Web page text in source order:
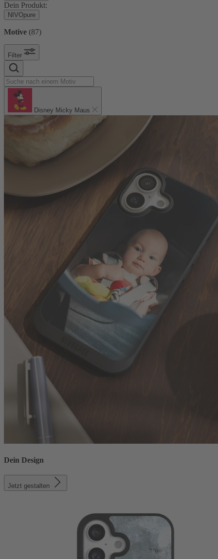
Dein Produkt:
NIVOpure
Motive (87)
Filter
Disney Micky Maus
Dein Design
Jetzt gestalten